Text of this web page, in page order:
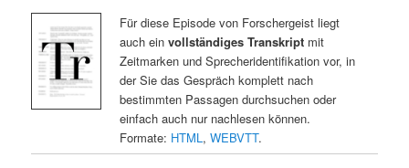
Für diese Episode von Forschergeist liegt
auch ein vollständiges Transkriptmit
Zeitmarken und Sprecheridentifikation vor, in
der Sie das Gespräch komplett nach
bestimmten Passagen durchsuchen oder
einfach auch nur nachlesen können.
Formate: HTML, WEBVTT.